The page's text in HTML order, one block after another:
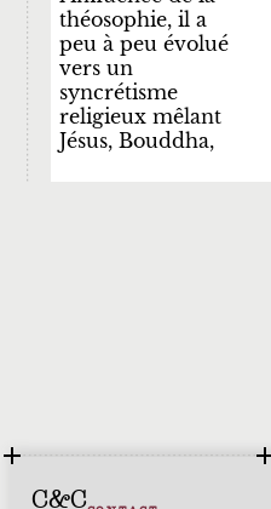
théosophie, il a
peu à peu évolué
vers un
syncrétisme
religieux mêlant
Jésus, Bouddha,
C&C